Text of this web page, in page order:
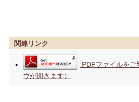
関連リンク
PDFファイルを
ウが開きます）